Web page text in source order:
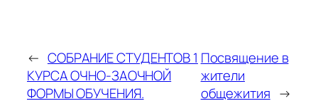
← СОБРАНИЕ СТУДЕНТОВ 1
КУРСА ОЧНО-ЗАОЧНОЙ
ФОРМЫ ОБУЧЕНИЯ.
Посвящение в
жители
общежития →